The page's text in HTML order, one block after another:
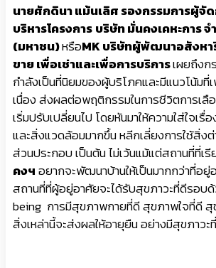
นายศักดินา แม้นเลิศ รองกรรมการผู้จั
บริหารโครงการบริษัท มั่นคงเคหะการ จ
(มหาชน)หรือMK บริษัทผู้พัฒนาอสังหา
ขาย เพื่อเช่าและเพื่อการบริการเผยถึง
กำลังเป็นที่นิยมของผู้บริโภคและมีแนวโน้มที่
เนื่อง ส่งผลต่อพฤติกรรมในการชีวิตการเ
เริ่มปรับเปลี่ยนไป โดยหันมาให้ความใส่ใจเรื่
และสิ่งแวดล้อมมากขึ้น หลีกเลี่ยงการใช้สิ่งต่
ส่วนประกอบ เป็นต้น ไม่เว้นแม้แต่สถานที่ที่เรี
คงฯอยากจะพัฒนาบ้านให้เป็นมากกว่าที่อยู่
สถานที่ที่ผู้อยู่อาศัยจะได้รับสุขภาวะที่ดีรอบ
being การมีสุขภาพกายที่ดี สุขภาพใจที่ดี
สิ่งเหล่านี้จะส่งผลให้อายุยืน อย่างมีสุขภาวะ